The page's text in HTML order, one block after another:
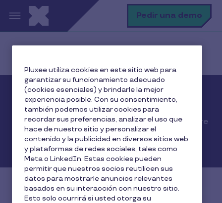
Pasar al contenido principal Pedir una demo
Establecimientos
¿Eres un restaurante o escuela infantil? Descubre
todo lo que Pluxee puede hacer por tu negocio
Pluxee utiliza cookies en este sitio web para
garantizar su funcionamiento adecuado
(cookies esenciales) y brindarle la mejor
experiencia posible. Con su consentimiento,
también podemos utilizar cookies para
recordar sus preferencias, analizar el uso que
hace de nuestro sitio y personalizar el
contenido y la publicidad en diversos sitios web
y plataformas de redes sociales, tales como
Meta o LinkedIn. Estas cookies pueden
permitir que nuestros socios reutilicen sus
datos para mostrarle anuncios relevantes
basados en su interacción con nuestro sitio.
Esto solo ocurrirá si usted otorga su